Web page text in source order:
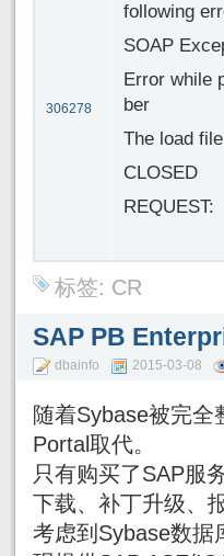
306278
following
SOAP
Error while
ber
The load
CLOSED
REQUEST:
标签: CR
SAP PB
dbainfo 2015-03-08
随着Sybase被完全
Portal取代。
只有购买了SAP服
下载、补丁升级、
考虑到Sybase数据